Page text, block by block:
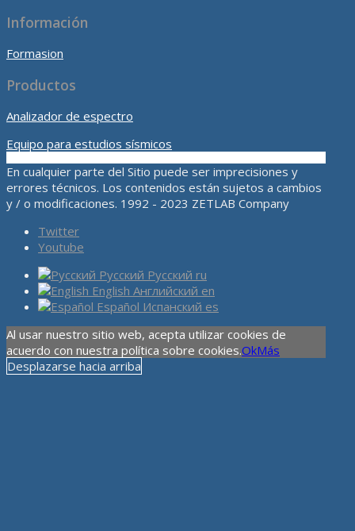
Información
Formasion
Productos
Analizador de espectro
Equipo para estudios sísmicos
En cualquier parte del Sitio puede ser imprecisiones y
errores técnicos. Los contenidos están sujetos a cambios
y / o modificaciones. 1992 - 2023 ZETLAB Company
Twitter
Youtube
Русский Русский ru
English Английский en
Español Испанский es
Al usar nuestro sitio web, acepta utilizar cookies de
acuerdo con nuestra política sobre cookies.OkMás
Desplazarse hacia arriba